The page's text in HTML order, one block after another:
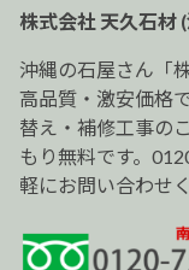
ー
シ
ョ
ン
株式会社 天久石材
沖縄の石屋さん「
高品質・激安価格
替え・補修工事の
もり無料です。
軽にお問い合わせ